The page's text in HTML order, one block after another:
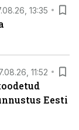
13:35
11:52
Eesti